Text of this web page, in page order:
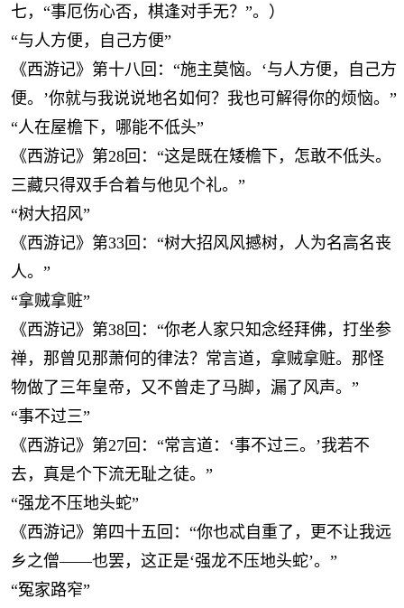
七，“事厄伤心否，棋逢对手无？”。）
“与人方便，自己方便”
《西游记》第十八回：“施主莫恼。‘与人方便，自己方
便。’你就与我说说地名如何？我也可解得你的烦恼。”
“人在屋檐下，哪能不低头”
《西游记》第28回：“这是既在矮檐下，怎敢不低头。
三藏只得双手合着与他见个礼。”
“树大招风”
《西游记》第33回：“树大招风风撼树，人为名高名丧
人。”
“拿贼拿赃”
《西游记》第38回：“你老人家只知念经拜佛，打坐参
禅，那曾见那萧何的律法？常言道，拿贼拿赃。那怪
物做了三年皇帝，又不曾走了马脚，漏了风声。”
“事不过三”
《西游记》第27回：“常言道：‘事不过三。’我若不
去，真是个下流无耻之徒。”
“强龙不压地头蛇”
《西游记》第四十五回：“你也忒自重了，更不让我远
乡之僧——也罢，这正是‘强龙不压地头蛇’。”
“冤家路窄”